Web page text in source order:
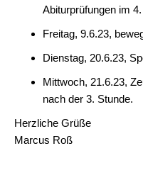
Abiturprüfungen im
Freitag, 9.6.23,
Dienstag, 20.6.23,
Mittwoch, 21.6.23,
nach der 3. Stunde.
Herzliche Grüße
Marcus Roß